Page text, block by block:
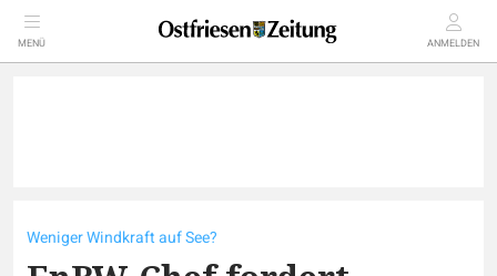
MENÜ ANMELDEN
Weniger Windkraft auf See?